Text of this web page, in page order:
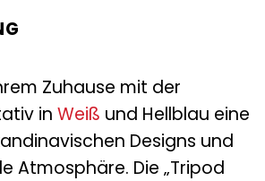
Zuhause mit der
in Weiß und Hellblau eine
Designs und
Atmosphäre. Die „Tripod